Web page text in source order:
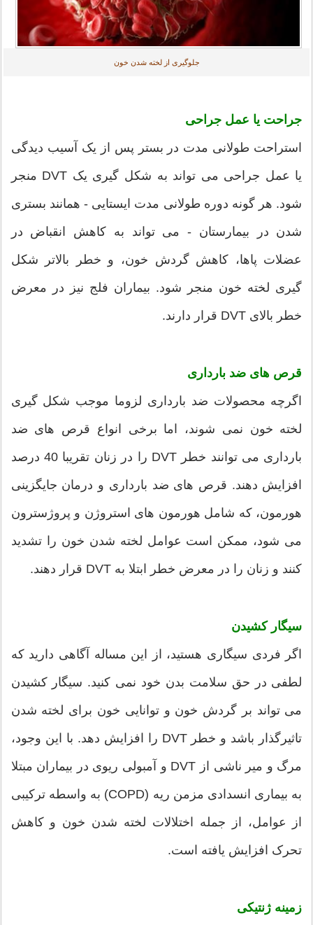
جلوگیری از لخته شدن خون
جراحت یا عمل جراحی
استراحت طولانی مدت در بستر پس از یک آسیب دیدگی
یا عمل جراحی می تواند به شکل گیری یک DVT منجر
شود. هر گونه دوره طولانی مدت ایستایی - همانند بستری
شدن در بیمارستان - می تواند به کاهش انقباض در
عضلات پاها، کاهش گردش خون، و خطر بالاتر شکل
گیری لخته خون منجر شود. بیماران فلج نیز در معرض
خطر بالای DVT قرار دارند.
قرص های ضد بارداری
اگرچه محصولات ضد بارداری لزوما موجب شکل گیری
لخته خون نمی شوند، اما برخی انواع قرص های ضد
بارداری می توانند خطر DVT را در زنان تقریبا 40 درصد
افزایش دهند. قرص های ضد بارداری و درمان جایگزینی
هورمون، که شامل هورمون های استروژن و پروژسترون
می شود، ممکن است عوامل لخته شدن خون را تشدید
کنند و زنان را در معرض خطر ابتلا به DVT قرار دهند.
سیگار کشیدن
اگر فردی سیگاری هستید، از این مساله آگاهی دارید که
لطفی در حق سلامت بدن خود نمی کنید. سیگار کشیدن
می تواند بر گردش خون و توانایی خون برای لخته شدن
تاثیرگذار باشد و خطر DVT را افزایش دهد. با این وجود،
مرگ و میر ناشی از DVT و آمبولی ریوی در بیماران مبتلا
به بیماری انسدادی مزمن ریه (COPD) به واسطه ترکیبی
از عوامل، از جمله اختلالات لخته شدن خون و کاهش
تحرک افزایش یافته است.
زمینه ژنتیکی